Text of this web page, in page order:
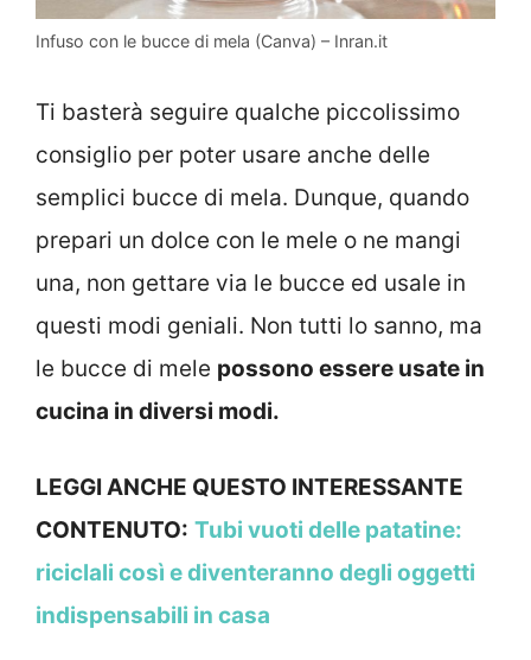
Infuso con le bucce di mela (Canva) – Inran.it
Ti basterà seguire qualche piccolissimo
consiglio per poter usare anche delle
semplici bucce di mela. Dunque, quando
prepari un dolce con le mele o ne mangi
una, non gettare via le bucce ed usale in
questi modi geniali. Non tutti lo sanno, ma
le bucce di mele possono essere usate in
cucina in diversi modi.
LEGGI ANCHE QUESTO INTERESSANTE
CONTENUTO: Tubi vuoti delle patatine:
riciclali così e diventeranno degli oggetti
indispensabili in casa